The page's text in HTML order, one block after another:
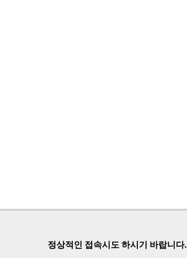
정상적인 접속시도 하시기 바랍니다.